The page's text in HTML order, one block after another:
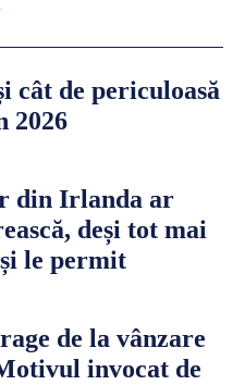
cât de periculoasă
2026
din Irlanda ar
deși tot mai
le permit
de la vânzare
invocat de